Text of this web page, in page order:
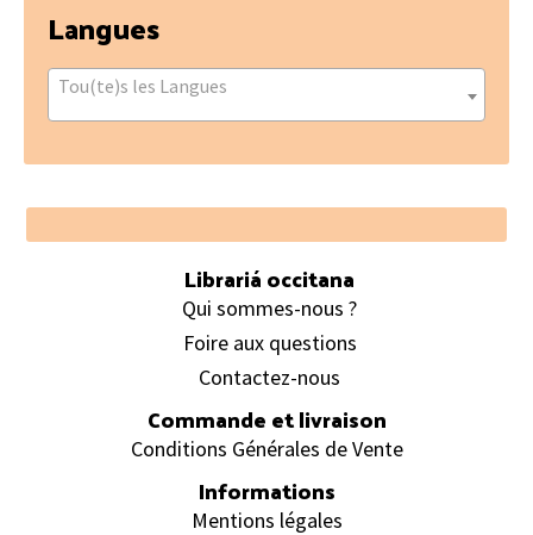
Langues
Tou(te)s les Langues
Footer
Librariá occitana
Qui sommes-nous ?
Foire aux questions
Contactez-nous
Commande et livraison
Conditions Générales de Vente
Informations
Mentions légales